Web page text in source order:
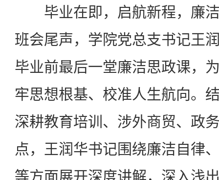
毕业在即，启航新程，廉洁
班会尾声，学院党总支书记王
毕业前最后一堂廉洁思政课，
牢思想根基、校准人生航向。
深耕教育培训、涉外商贸、政
点，王润华书记围绕廉洁自律
等方面展开深度讲解，深入浅